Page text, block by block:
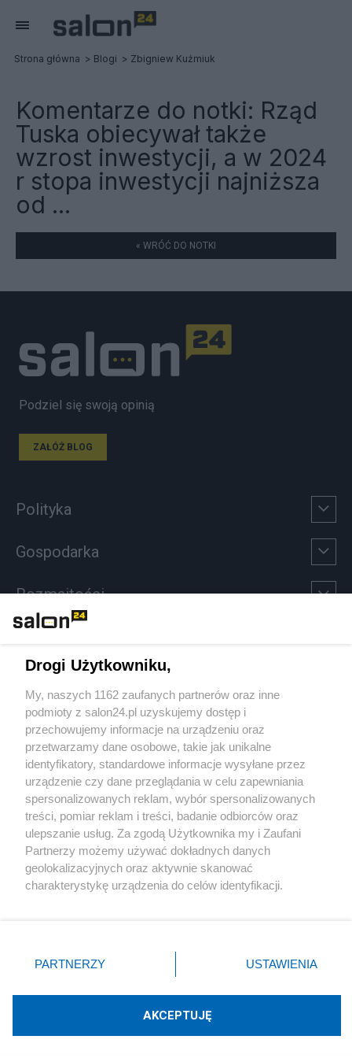
Strona główna Blogi Zbigniew Kuźmiuk
Komentarze do notki: Rząd
Tuska obiecywał także
wzrost inwestycji, a w 2024
r stopa inwestycji najniższa
od ...
« WRÓĆ DO NOTKI
Podziel się swoją opinią
ZAŁÓŻ BLOG
Polityka
Gospodarka
Rozmaitości
Sport
Społeczeństwo
Kultura
X Facebook Instagram Youtube
Technologię dostarcza:W3media.pl
Drogi Użytkowniku,
My, naszych 1162 zaufanych partnerów oraz inne
podmioty z salon24.pl uzyskujemy dostęp i
przechowujemy informacje na urządzeniu oraz
przetwarzamy dane osobowe, takie jak unikalne
identyfikatory, standardowe informacje wysyłane przez
urządzenie czy dane przeglądania w celu zapewniania
spersonalizowanych reklam, wybór spersonalizowanych
treści, pomiar reklam i treści, badanie odbiorców oraz
ulepszanie usług. Za zgodą Użytkownika my i Zaufani
Partnerzy możemy używać dokładnych danych
geolokalizacyjnych oraz aktywnie skanować
charakterystykę urządzenia do celów identyfikacji.
zmienić/wycofać klikając przycisk ustawień prywatności
znajdujący się w lewym dolnym rogu strony
rodzaje przetwarzania danych nie wymagają zgody
użytkownika, ale masz prawo sprzeciwić się takiemu
PARTNERZY USTAWIENIA
AKCEPTUJĘ